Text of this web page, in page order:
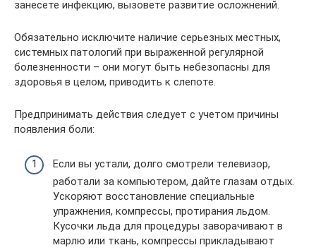
занесете инфекцию, вызовете развитие осложнений.
Обязательно исключите наличие серьезных местных,
системных патологий при выраженной регулярной
болезненности – они могут быть небезопасны для
здоровья в целом, приводить к слепоте.
Предпринимать действия следует с учетом причины
появления боли:
Если вы устали, долго смотрели телевизор,
работали за компьютером, дайте глазам отдых.
Ускоряют восстановление специальные
упражнения, компрессы, протирания льдом.
Кусочки льда для процедуры заворачивают в
марлю или ткань, компрессы прикладывают